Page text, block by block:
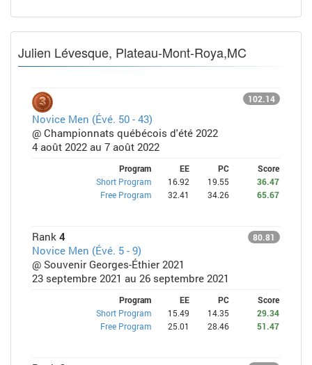
Julien Lévesque, Plateau-Mont-Roya,MC
102.14
Novice Men (Évé. 50 - 43)
@ Championnats québécois d'été 2022
4 août 2022 au 7 août 2022
Program EE PC
Score
Short Program
16.92 19.55
36.47
Free Program
32.41 34.26 65.67
Rank 4 80.81
Novice Men (Évé. 5 - 9)
@ Souvenir Georges-Éthier 2021
23 septembre 2021 au 26 septembre 2021
Program EE PC
Score
Short Program
15.49 14.35
29.34
Free Program
25.01 28.46 51.47